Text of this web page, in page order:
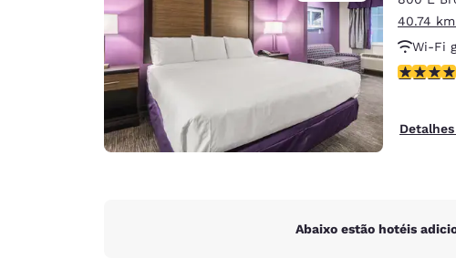
40.74
Wi-Fi
Abaixo estão hotéis